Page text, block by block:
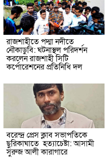
রাজশাহীতে পদ্মা নদীতে
নৌকাডুবি: ঘটনাস্থল পরিদর্শন
করলেন রাজশাহী সিটি
কর্পোরেশনের প্রতিনিধি দল
বরেন্দ্র প্রেস ক্লাব সভাপতিকে
ছুরিকাঘাতে হত্যাচেষ্টা: আসামী
সুরুজ আলী কারাগারে